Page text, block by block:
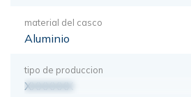
material del casco
Aluminio
tipo de produccion
XXXXXXX